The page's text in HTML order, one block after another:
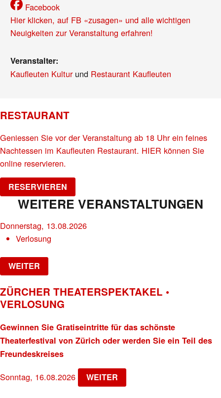
Facebook
Hier klicken, auf FB «zusagen» und alle wichtigen
Neuigkeiten zur Veranstaltung erfahren!
Veranstalter:
Kaufleuten Kulturund Restaurant Kaufleuten
RESTAURANT
Geniessen Sie vor der Veranstaltung ab 18 Uhr ein feines
Nachtessen im Kaufleuten Restaurant. HIER können Sie
online reservieren.
RESERVIEREN
WEITERE VERANSTALTUNGEN
Donnerstag, 13.08.2026
Verlosung
WEITER
ZÜRCHER THEATERSPEKTAKEL •
VERLOSUNG
Gewinnen Sie Gratiseintritte für das schönste
Theaterfestival von Zürich oder werden Sie ein Teil des
Freundeskreises
Sonntag, 16.08.2026 WEITER